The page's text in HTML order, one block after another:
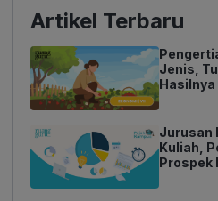
Artikel Terbaru
Jenis,
Hasilnya
Jurusan
Kuliah,
Prospek